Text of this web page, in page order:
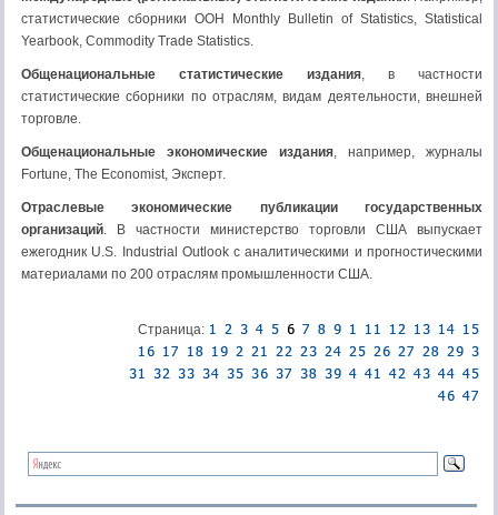
статистические сборники ООН Monthly Bulletin of Statistics, Statistical
Yearbook, Commodity Trade Statistics.
Общенациональные статистические издания, в частности
статистические сборники по отраслям, видам деятельности, внешней
торговле.
Общенациональные экономические издания, например, журналы
Fortune, The Economist, Эксперт.
Отраслевые экономические публикации государственных
организаций. В частности министерство торговли США выпускает
ежегодник U.S. Industrial Outlook с аналитическими и прогностическими
материалами по 200 отраслям промышленности США.
Страница: